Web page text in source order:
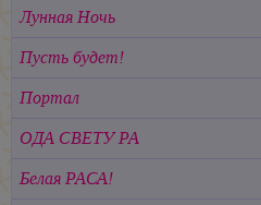
Лунная Ночь
Пусть будет!
Портал
ОДА СВЕТУ РА
Белая РАСА!